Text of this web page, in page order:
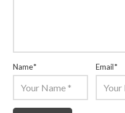
Name* Email*